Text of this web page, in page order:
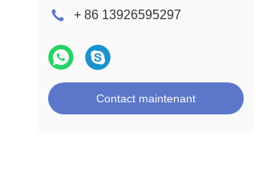
+ 86 13926595297
Contact maintenant